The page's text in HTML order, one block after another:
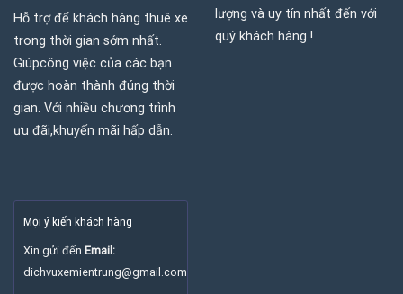
Hỗ trợ để khách hàng thuê xe
trong thời gian sớm nhất.
Giúpcông việc của các bạn
được hoàn thành đúng thời
gian. Với nhiều chương trình
ưu đãi,khuyến mãi hấp dẫn.
Mọi ý kiến khách hàng
Xin gửi đến Email:
dichvuxemientrung@gmail.com
lượng và uy tín nhất đến với
quý khách hàng !